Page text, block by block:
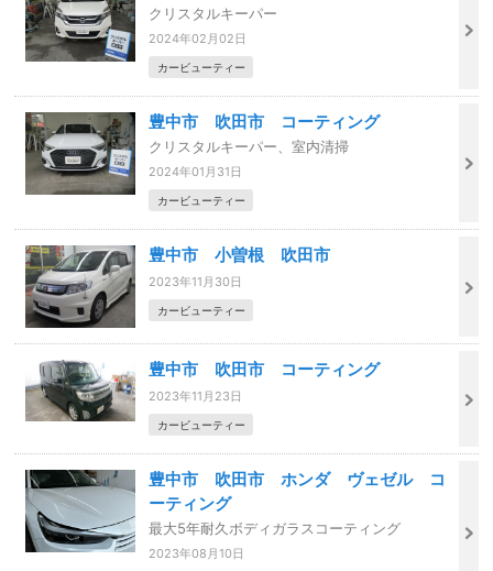
クリスタルキーパー
2024年02月02日
カービューティー
豊中市 吹田市 コーティング
クリスタルキーパー、室内清掃
2024年01月31日
カービューティー
豊中市 小曽根 吹田市
2023年11月30日
カービューティー
豊中市 吹田市 コーティング
2023年11月23日
カービューティー
豊中市 吹田市 ホンダ ヴェゼル コ
ーティング
最大5年耐久ボディガラスコーティング
2023年08月10日